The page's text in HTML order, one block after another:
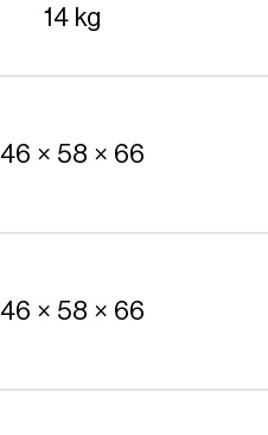
14 kg
46 × 58 × 66
46 × 58 × 66